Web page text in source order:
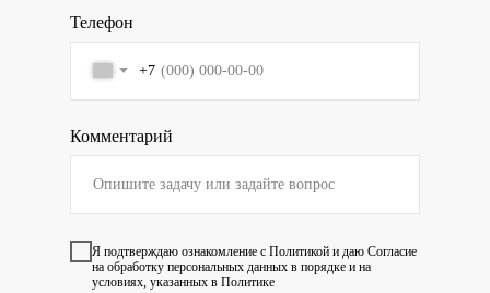
Телефон
+7
Комментарий
Я подтверждаю ознакомление с Политикой и даю Согласие
на обработку персональных данных в порядке и на
условиях, указанных в Политике